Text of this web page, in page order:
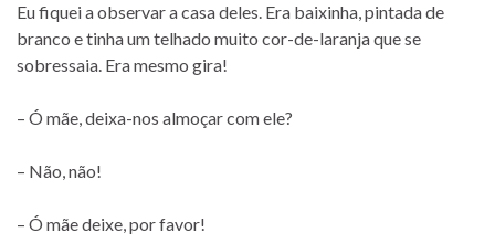
Eu fiquei a observar a casa deles. Era baixinha, pintada de
branco e tinha um telhado muito cor-de-laranja que se
sobressaia. Era mesmo gira!
– Ó mãe, deixa-nos almoçar com ele?
– Não, não!
– Ó mãe deixe, por favor!